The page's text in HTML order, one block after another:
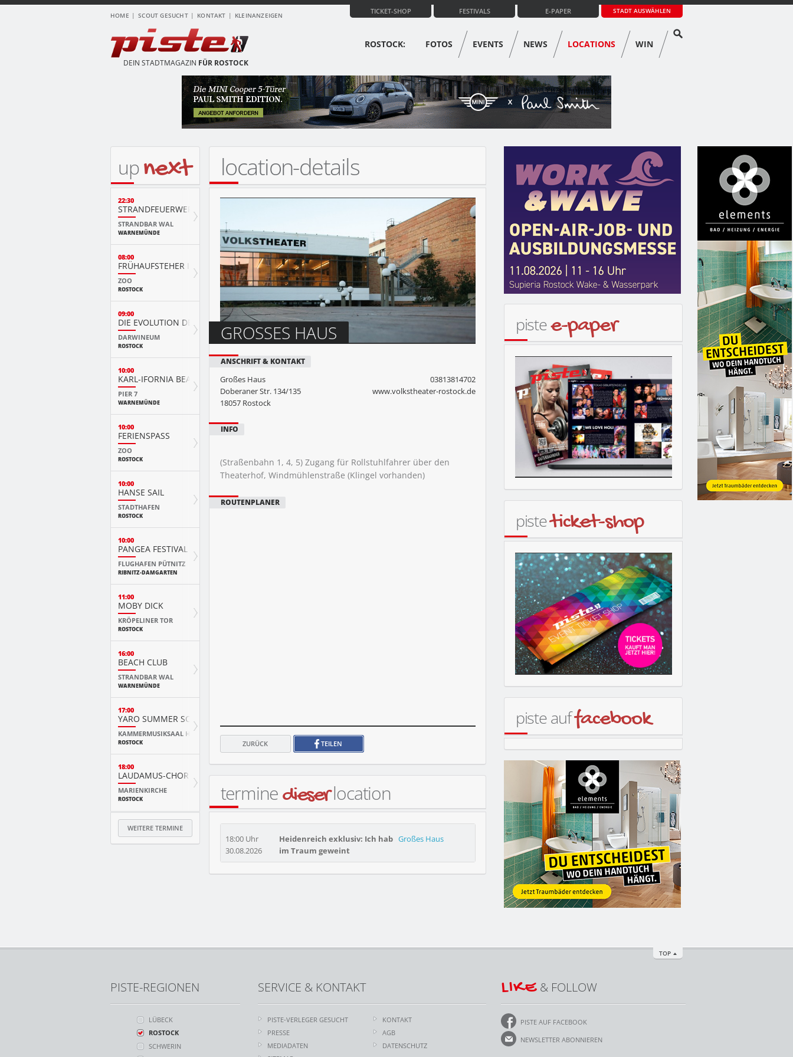
HOME SCOUT GESUCHT KONTAKT KLEINANZEIGEN
STADT AUSWÄHLEN
E-PAPER
FESTIVALS
TICKET-SHOP
DEIN STADTMAGAZIN FÜR ROSTOCK
ROSTOCK: FOTOS EVENTS NEWS LOCATIONS WIN
location-details
GROSSES HAUS
ANSCHRIFT & KONTAKT
Großes Haus
Doberaner Str. 134/135
18057 Rostock
03813814702
www.volkstheater-rostock.de
INFO
(Straßenbahn 1, 4, 5) Zugang für Rollstuhlfahrer über den
Theaterhof, Windmühlenstraße (Klingel vorhanden)
ROUTENPLANER
ZURÜCK TEILEN
terminedieserlocation
18:00 Uhr
30.08.2026
Heidenreich exklusiv: Ich hab
im Traum geweint
Großes Haus
upnext
22:30
STRANDFEUERWERK
STRANDBAR WAL
WARNEMÜNDE
08:00
FRÜHAUFSTEHER IM ZOO
ZOO
ROSTOCK
09:00
DIE EVOLUTION DER TIERE MIT PLAYMOBIL
DARWINEUM
ROSTOCK
10:00
KARL-IFORNIA BEACH SANDWELTEN
PIER 7
WARNEMÜNDE
10:00
FERIENSPASS
ZOO
ROSTOCK
10:00
HANSE SAIL
STADTHAFEN
ROSTOCK
10:00
PANGEA FESTIVAL
FLUGHAFEN PÜTNITZ
RIBNITZ-DAMGARTEN
11:00
MOBY DICK
KRÖPELINER TOR
ROSTOCK
16:00
BEACH CLUB
STRANDBAR WAL
WARNEMÜNDE
17:00
YARO SUMMER SCHOOL KURSKONZERT
KAMMERMUSIKSAAL HMT
ROSTOCK
18:00
LAUDAMUS-CHOR
MARIENKIRCHE
ROSTOCK
WEITERE TERMINE
pistee-paper
pisteticket-shop
piste auffacebook
TOP
PISTE-REGIONEN
LÜBECK
ROSTOCK
SCHWERIN
SERVICE & KONTAKT
PISTE-VERLEGER GESUCHT
PRESSE
MEDIADATEN
KONTAKT
AGB
DATENSCHUTZ
LIKE& FOLLOW
PISTE AUF FACEBOOK
NEWSLETTER ABONNIEREN